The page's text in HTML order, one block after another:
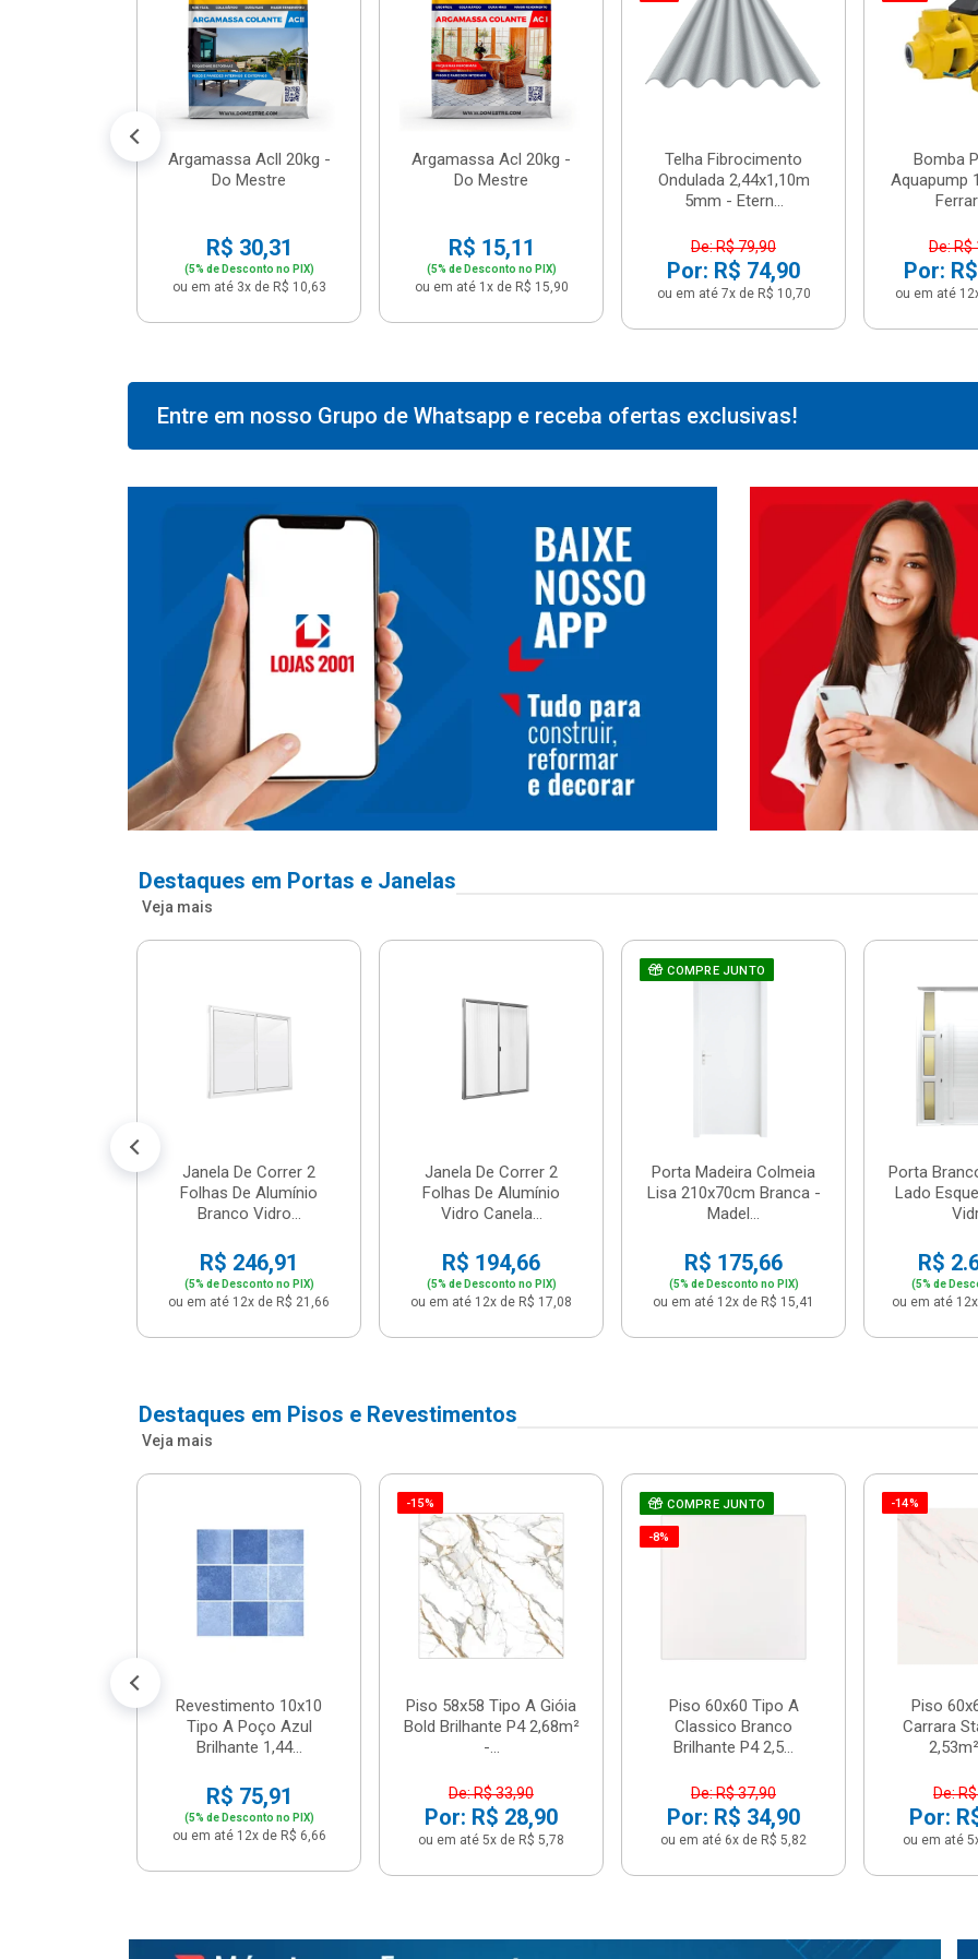
Argamassa Acll 20kg -
Do Mestre
R$ 30,31
(5% de Desconto no PIX)
ou em até 3x de R$ 10,63
Argamassa Acl 20kg -
Do Mestre
R$ 15,11
(5% de Desconto no PIX)
ou em até 1x de R$ 15,90
Telha Fibrocimento
Ondulada 2,44x1,10m
5mm - Etern...
De: R$ 79,90
Por: R$ 74,90
ou em até 7x de R$ 10,70
Bomba
Aquapump
De: R$
Por:
ou em até
Entre em nosso Grupo de Whatsapp e receba ofertas exclusivas!
Destaques em Portas e Janelas
Veja mais
Janela De Correr 2
Folhas De Alumínio
Branco Vidro...
R$ 246,91
(5% de Desconto no PIX)
ou em até 12x de R$ 21,66
Janela De Correr 2
Folhas De Alumínio
Vidro Canela...
R$ 194,66
(5% de Desconto no PIX)
ou em até 12x de R$ 17,08
COMPRE JUNTO
Porta Madeira Colmeia
Lisa 210x70cm Branca -
Madel...
R$ 175,66
(5% de Desconto no PIX)
ou em até 12x de R$ 15,41
Porta
Lado
R$
(5% de
ou em até
Destaques em Pisos e Revestimentos
Veja mais
Revestimento 10x10
Tipo A Poço Azul
Brilhante 1,44...
R$ 75,91
(5% de Desconto no PIX)
ou em até 12x de R$ 6,66
-15%
Piso 58x58 Tipo A Gióia
Bold Brilhante P4 2,68m²
-...
De: R$ 33,90
Por: R$ 28,90
ou em até 5x de R$ 5,78
COMPRE JUNTO
-8%
Piso 60x60 Tipo A
Classico Branco
Brilhante P4 2,5...
De: R$ 37,90
Por: R$ 34,90
ou em até 6x de R$ 5,82
-14%
Piso
Carrara
De:
Por:
ou em até